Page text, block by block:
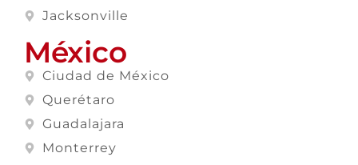
Jacksonville
México
Ciudad de México
Querétaro
Guadalajara
Monterrey